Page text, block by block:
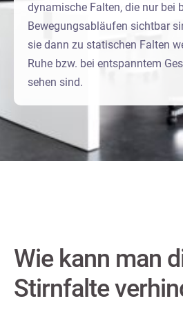
dynamische Falten, die nur bei
Bewegungsabläufen sichtbar
sie dann zu statischen Falten
Ruhe bzw. bei entspanntem
sehen sind.
Wie kann man
Stirnfalte